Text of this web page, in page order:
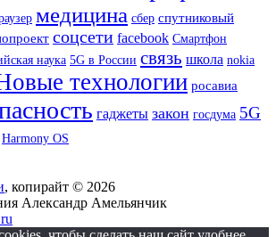
медицина сбер спутниковый
соцсети facebook Смартфон
наука 5G в России связь школа nokia
технологии росавиа
гаджеты закон госдума 5G
Harmony OS
, копирайт © 2026
Александр Амельянчик